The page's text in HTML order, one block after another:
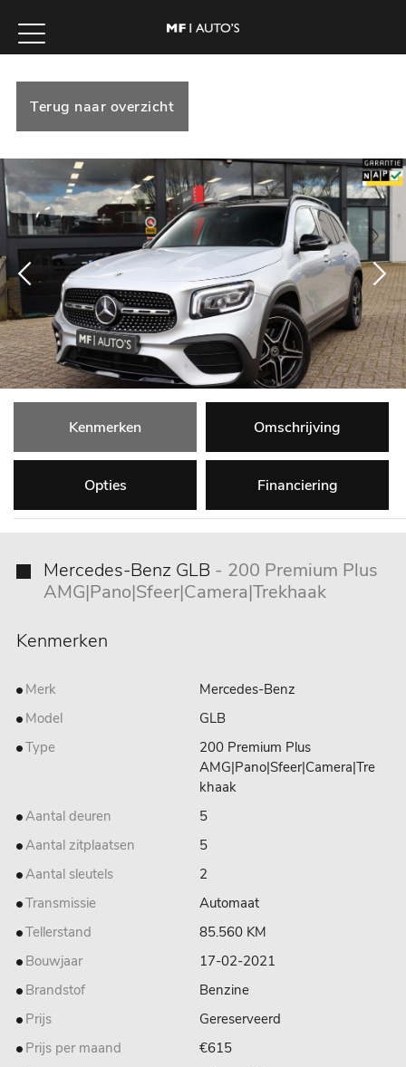
Terug naar overzicht
Kenmerken Omschrijving
Opties Financiering
Mercedes-Benz GLB - 200 Premium Plus
AMG|Pano|Sfeer|Camera|Trekhaak
Kenmerken
Merk
Mercedes-Benz
Model
GLB
Type
200 Premium Plus
AMG|Pano|Sfeer|Camera|Tre
khaak
Aantal deuren
5
Aantal zitplaatsen
5
Aantal sleutels
2
Transmissie
Automaat
Tellerstand
85.560 KM
Bouwjaar
17-02-2021
Brandstof
Benzine
Prijs
Gereserveerd
Prijs per maand
€615